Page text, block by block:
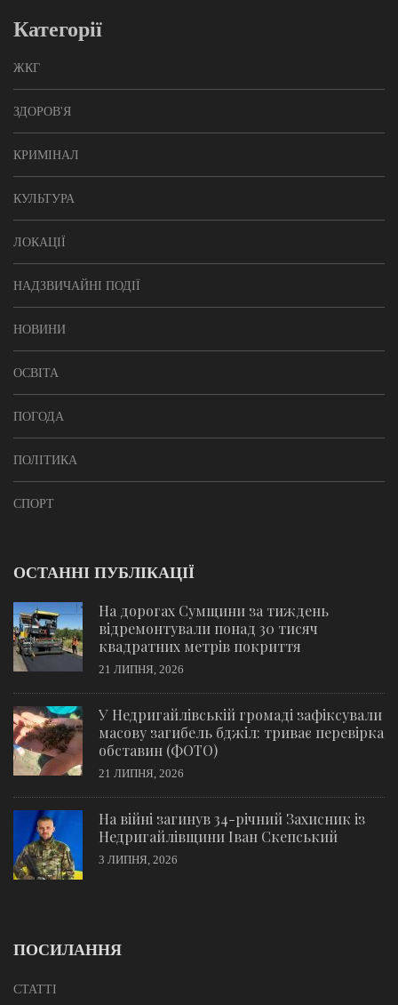
Категорії
ЖКГ
ЗДОРОВ'Я
КРИМІНАЛ
КУЛЬТУРА
ЛОКАЦІЇ
НАДЗВИЧАЙНІ ПОДІЇ
НОВИНИ
ОСВІТА
ПОГОДА
ПОЛІТИКА
СПОРТ
ОСТАННІ ПУБЛІКАЦІЇ
На дорогах Сумщини за тиждень
відремонтували понад 30 тисяч
квадратних метрів покриття
21 ЛИПНЯ, 2026
У Недригайлівській громаді зафіксували
масову загибель бджіл: триває перевірка
обставин (ФОТО)
21 ЛИПНЯ, 2026
На війні загинув 34-річний Захисник із
Недригайлівщини Іван Скепський
3 ЛИПНЯ, 2026
ПОСИЛАННЯ
СТАТТІ